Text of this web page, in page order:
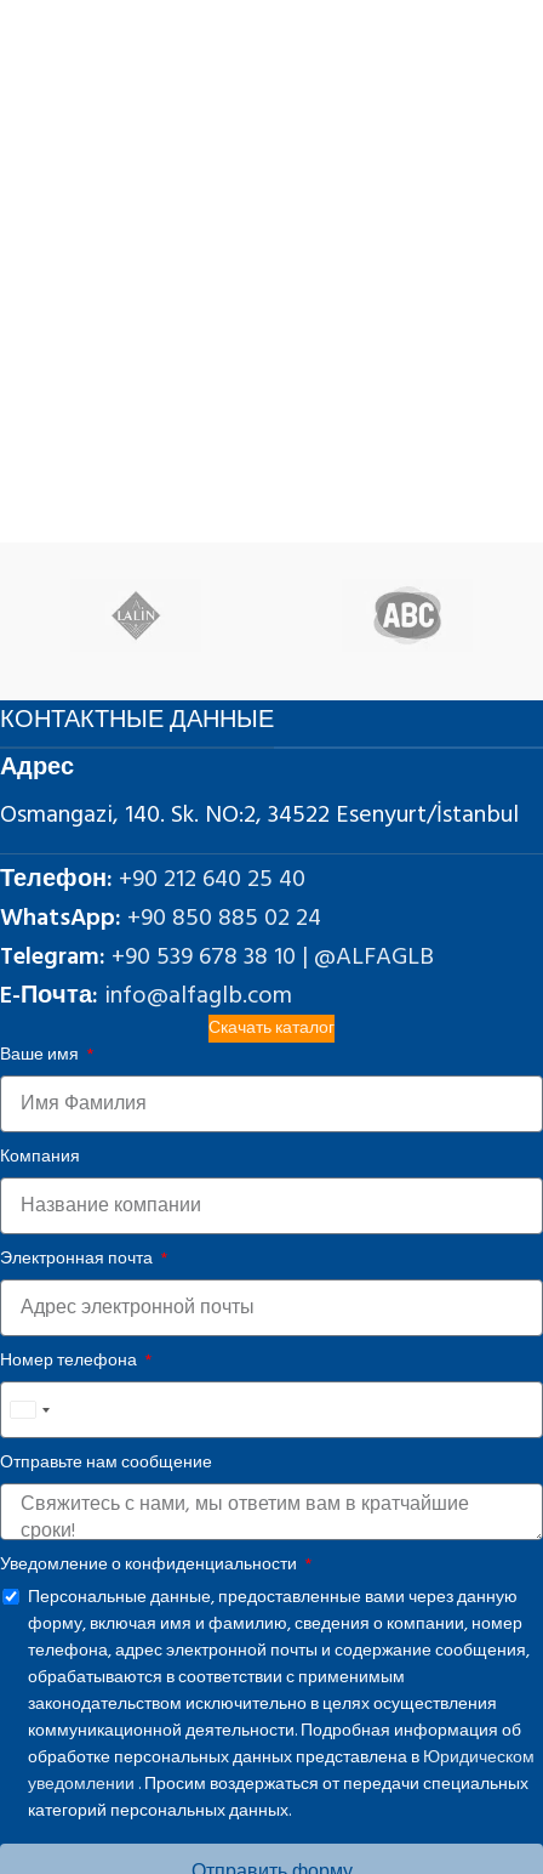
КОНТАКТНЫЕ ДАННЫЕ
Адрес
Osmangazi, 140. Sk. NO:2, 34522 Esenyurt/İstanbul
Телефон: +90 212 640 25 40
WhatsApp: +90 850 885 02 24
Telegram: +90 539 678 38 10 | @ALFAGLB
E-Почта: info@alfaglb.com
Скачать каталог
Ваше имя
Компания
Электронная почта
Номер телефона
United
States
+1
Отправьте нам сообщение
Уведомление о конфиденциальности
Персональные данные, предоставленные вами через данную
форму, включая имя и фамилию, сведения о компании, номер
телефона, адрес электронной почты и содержание сообщения,
обрабатываются в соответствии с применимым
законодательством исключительно в целях осуществления
коммуникационной деятельности. Подробная информация об
обработке персональных данных представлена вЮридическом
уведомлении . Просим воздержаться от передачи специальных
категорий персональных данных.